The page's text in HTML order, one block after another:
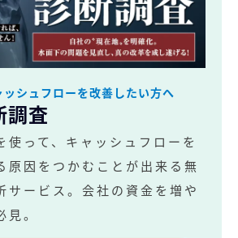
シュフローを改善したい方へ
調査
使って、キャッシュフローを
原因をつかむことが出来る無
サービス。会社の資金を増や
。